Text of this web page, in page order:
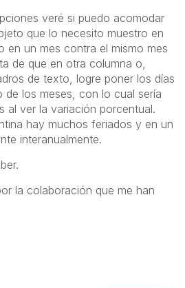
veré si puedo acomodar
que lo necesito muestro en
en un mes contra el mismo mes
de que en otra columna o,
de texto, logre poner los días
de los meses, con lo cual sería
al ver la variación porcentual.
hay muchos feriados y en un
interanualmente.
la colaboración que me han